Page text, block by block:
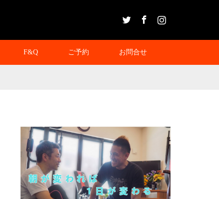
F&Q ご予約 お問合せ